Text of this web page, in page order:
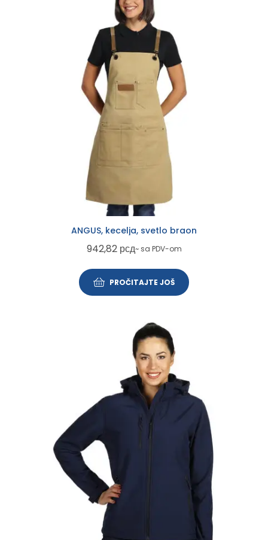
ANGUS, kecelja, svetlo braon
942,82 рсд~ sa PDV-om
PROČITAJTE JOŠ